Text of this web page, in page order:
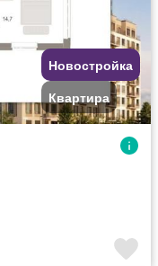
Новостройка
Квартира